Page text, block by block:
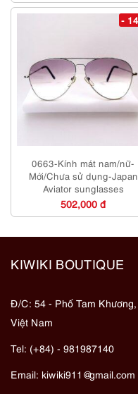
-
0663-Kính mát nam/nữ-
Mới/Chưa sử dụng-Japan
Aviator sunglasses
502,000 đ
KIWIKI BOUTIQUE
Đ/C: 54 - Phố Tam
Việt Nam
Tel: (+84) - 981987140
Email: kiwiki911@gmail.com